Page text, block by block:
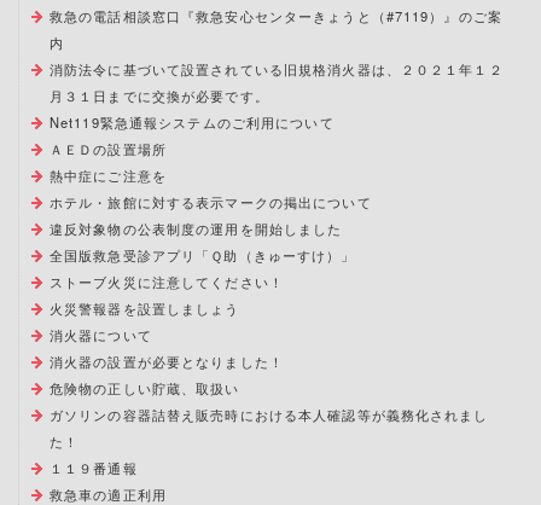
救急の電話相談窓口『救急安心センターきょうと（#7119）』のご案
内
消防法令に基づいて設置されている旧規格消火器は、２０２１年１２
月３１日までに交換が必要です。
Net119緊急通報システムのご利用について
ＡＥＤの設置場所
熱中症にご注意を
ホテル・旅館に対する表示マークの掲出について
違反対象物の公表制度の運用を開始しました
全国版救急受診アプリ「Ｑ助（きゅーすけ）」
ストーブ火災に注意してください！
火災警報器を設置しましょう
消火器について
消火器の設置が必要となりました！
危険物の正しい貯蔵、取扱い
ガソリンの容器詰替え販売時における本人確認等が義務化されまし
た！
１１９番通報
救急車の適正利用